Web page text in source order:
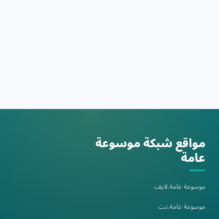
مواقع شبكة موسوعة
عامة
موسوعة عامة.لايف
موسوعة عامة.نت